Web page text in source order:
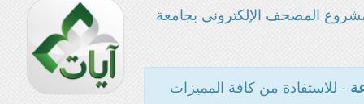
المصحف الإلكتروني بجامعة
- للاستفادة من كافة المميزات